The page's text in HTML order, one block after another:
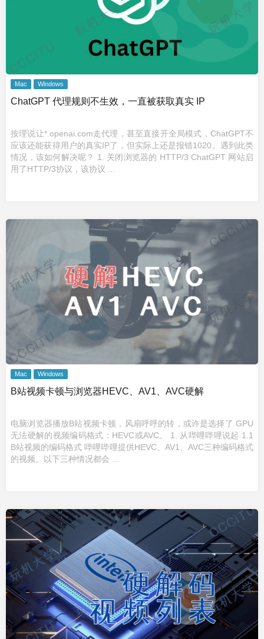
Mac Windows
ChatGPT 代理规则不生效，一直被获取真实 IP
按理说让*.openai.com走代理，甚至直接开全局模式，ChatGPT不
应该还能获得用户的真实IP了，但实际上还是报错1020。遇到此类
情况，该如何解决呢？ 1. 关闭浏览器的 HTTP/3 ChatGPT 网站启
用了HTTP/3协议，该协议 ...
Mac Windows
B站视频卡顿与浏览器HEVC、AV1、AVC硬解
电脑浏览器播放B站视频卡顿，风扇呼呼的转，或许是选择了 GPU
无法硬解的视频编码格式：HEVC或AVC。 1. 从哔哩哔哩说起 1.1
B站视频的编码格式 哔哩哔哩提供HEVC、AV1、AVC三种编码格式
的视频。以下三种情况都会 ...